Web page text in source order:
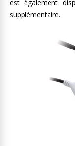
est également
supplémentaire.